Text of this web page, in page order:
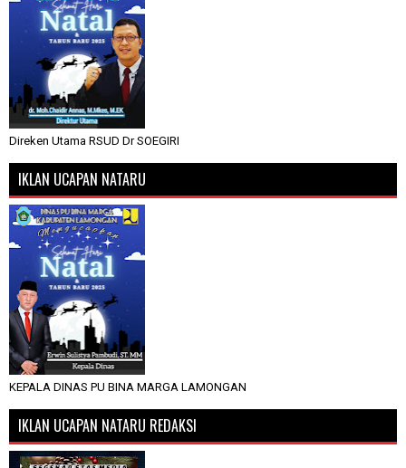
Direken Utama RSUD Dr SOEGIRI
IKLAN UCAPAN NATARU
KEPALA DINAS PU BINA MARGA LAMONGAN
IKLAN UCAPAN NATARU REDAKSI